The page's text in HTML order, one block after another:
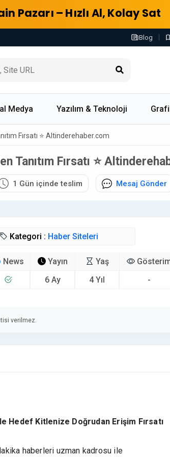
Pazarı – Hızlı Al, Kolay Sat
Blog
Medya Yazılım & Teknoloji
Fırsatı ⭐ Altinderehaber.com
Tanıtım Fırsatı ⭐
1 Gün içinde teslim Mesaj Gönder
Kategori : Haber Siteleri
News
Yayın
6 Ay
Yaş
4 Yıl
-
verilmez.
Kitlenize Doğrudan Erişim Fırsatı
haberleri uzman kadrosu ile